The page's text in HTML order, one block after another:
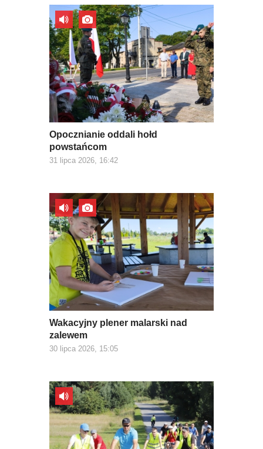
Opocznianie oddali hołd
powstańcom
31 lipca 2026, 16:42
Wakacyjny plener malarski nad
zalewem
30 lipca 2026, 15:05